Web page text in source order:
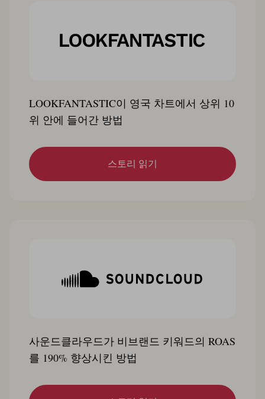
LOOKFANTASTIC이 영국 차트에서 상위 10
위 안에 들어간 방법
스토리 읽기
사운드클라우드가 비브랜드 키워드의 ROAS
를 190% 향상시킨 방법